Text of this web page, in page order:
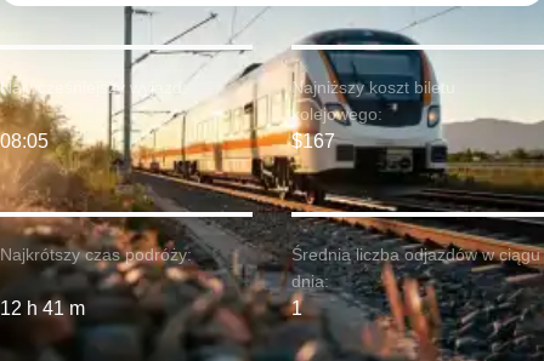
Najkrótszy czas podróży:
12 h 41 m
Najwcześniejszy wyjazd:
08:05
Najniższy koszt biletu
kolejowego:
$167
Średnia liczba odjazdów w ciągu
dnia:
1